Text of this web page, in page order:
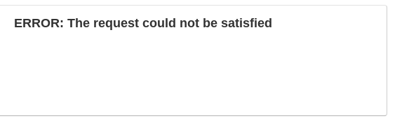
ERROR: The request could not be satisfied